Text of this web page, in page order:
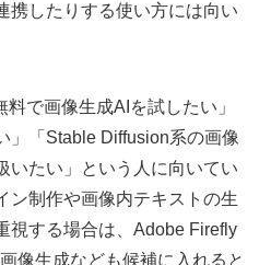
携したりする使い方には向い
で画像生成AIを試したい」
」「Stable Diffusion系の画像
いたい」という人に向いてい
ン制作や画像内テキストの生
視する場合は、Adobe Firefly
像生成なども候補に入れると